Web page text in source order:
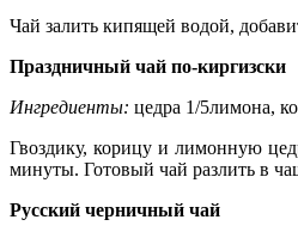
Чай залить кипящей водой,
Праздничный чай по-киргизски
Ингредиенты: цедра 1/5лимона,
Гвоздику, корицу и лимонную
минуты. Готовый чай разлить в
Русский черничный чай